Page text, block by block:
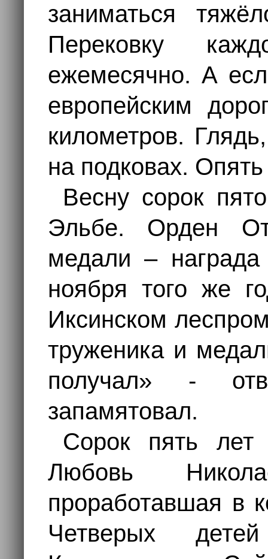
заниматься
Перековку
ежемесячно. А
европейским
километров.
на подковах. Опять
Весну сорок
Эльбе. Орден
медали –
ноября того же
Иксинском
труженика и
получал» -
запамятовал.
Сорок пять
Любовь
проработавшая в
Четверых